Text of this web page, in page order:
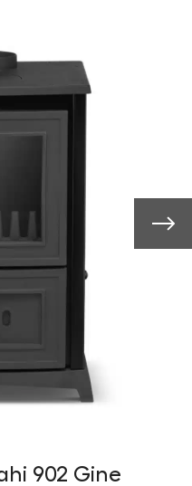
902 Gine